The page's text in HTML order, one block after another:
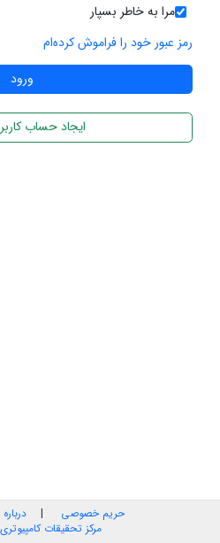
مرا به خاطر بسپار
رمز عبور خود را فراموش کرده‌ام
ایجاد حساب
حریم خصوصی | درباره
مرکز تحقیقات